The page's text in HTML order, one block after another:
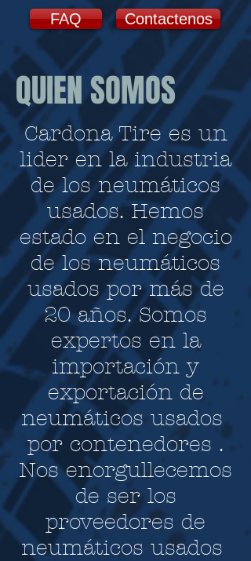
FAQ Contactenos
QUIEN SOMOS
Cardona Tire es un
lider en la industria
de los neumáticos
usados. Hemos
estado en el negocio
de los neumáticos
usados por más de
20 años. Somos
expertos en la
importación y
exportación de
neumáticos usados ​​
por contenedores .
Nos enorgullecemos
de ser los
proveedores de
neumáticos usados ​​